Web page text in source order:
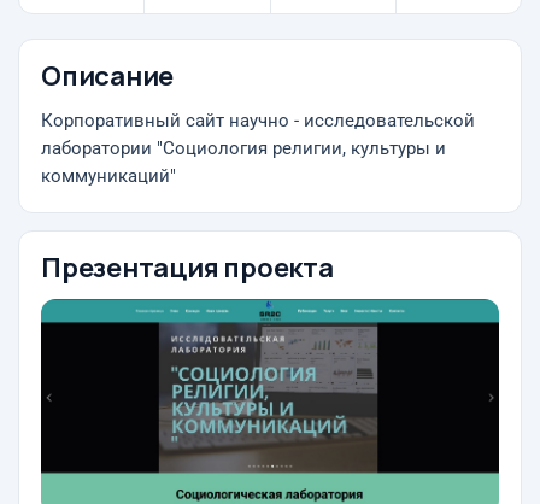
Описание
Корпоративный сайт научно - исследовательской
лаборатории "Социология религии, культуры и
коммуникаций"
Презентация проекта